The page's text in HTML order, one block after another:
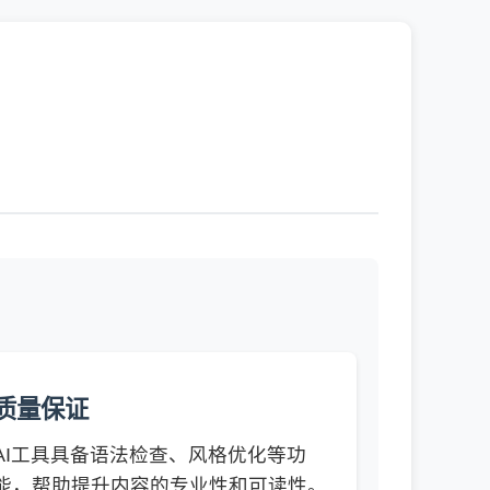
量保证
工具具备语法检查、风格优化等功
，帮助提升内容的专业性和可读性。